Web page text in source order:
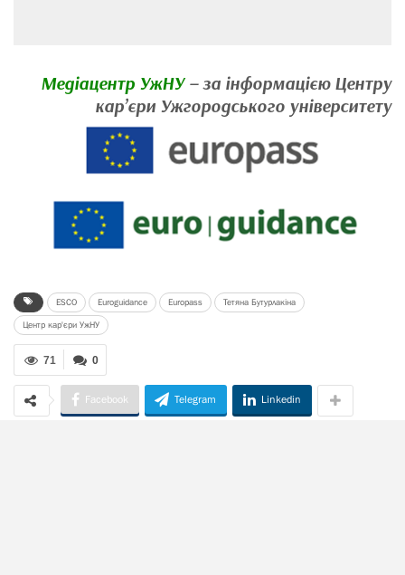
Медіацентр УжНУ– за інформацією Центру
кар’єри Ужгородського університету
ESCO Euroguidance Europass Тетяна Бутурлакіна
Центр кар'єри УжНУ
0
71
Facebook Telegram Linkedin